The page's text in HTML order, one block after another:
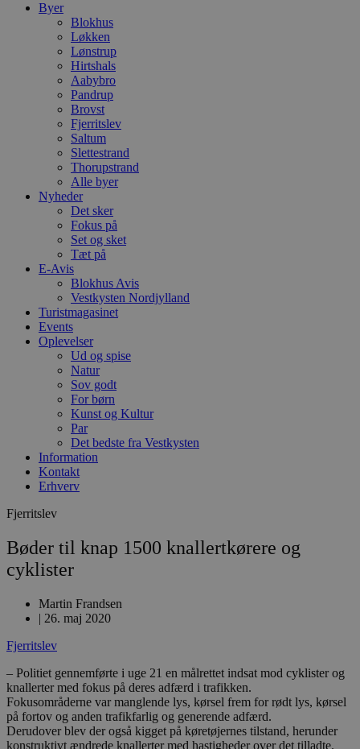
Byer
Blokhus
Løkken
Lønstrup
Hirtshals
Aabybro
Pandrup
Brovst
Fjerritslev
Saltum
Slettestrand
Thorupstrand
Alle byer
Nyheder
Det sker
Fokus på
Set og sket
Tæt på
E-Avis
Blokhus Avis
Vestkysten Nordjylland
Turistmagasinet
Events
Oplevelser
Ud og spise
Natur
Sov godt
For børn
Kunst og Kultur
Par
Det bedste fra Vestkysten
Information
Kontakt
Erhverv
Fjerritslev
Bøder til knap 1500 knallertkørere og
cyklister
Martin Frandsen
| 26. maj 2020
Fjerritslev
– Politiet gennemførte i uge 21 en målrettet indsat mod cyklister og
knallerter med fokus på deres adfærd i trafikken.
Fokusområderne var manglende lys, kørsel frem for rødt lys, kørsel
på fortov og anden trafikfarlig og generende adfærd.
Derudover blev der også kigget på køretøjernes tilstand, herunder
konstruktivt ændrede knallerter med hastigheder over det tilladte.